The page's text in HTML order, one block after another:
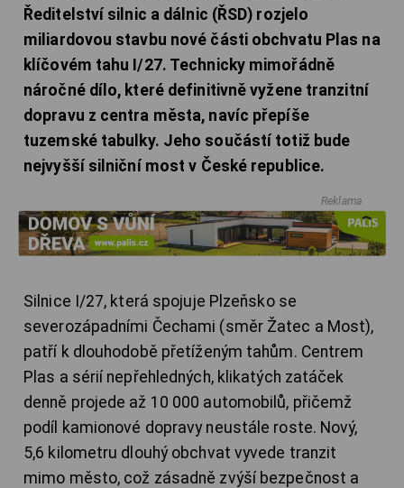
Ředitelství silnic a dálnic (ŘSD) rozjelo
miliardovou stavbu nové části obchvatu Plas na
klíčovém tahu I/27. Technicky mimořádně
náročné dílo, které definitivně vyžene tranzitní
dopravu z centra města, navíc přepíše
tuzemské tabulky. Jeho součástí totiž bude
nejvyšší silniční most v České republice.
Reklama
Silnice I/27, která spojuje Plzeňsko se
severozápadními Čechami (směr Žatec a Most),
patří k dlouhodobě přetíženým tahům. Centrem
Plas a sérií nepřehledných, klikatých zatáček
denně projede až 10 000 automobilů, přičemž
podíl kamionové dopravy neustále roste. Nový,
5,6 kilometru dlouhý obchvat vyvede tranzit
mimo město, což zásadně zvýší bezpečnost a